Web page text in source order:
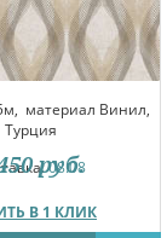
материал Винил,
Турция
08.08
В 1 КЛИК
руб.